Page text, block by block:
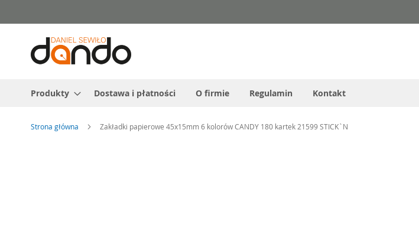
do
treści
Produkty Dostawa i płatności O firmie Regulamin Kontakt
Strona główna Zakładki papierowe 45x15mm 6 kolorów CANDY 180 kartek 21599 STICK`N